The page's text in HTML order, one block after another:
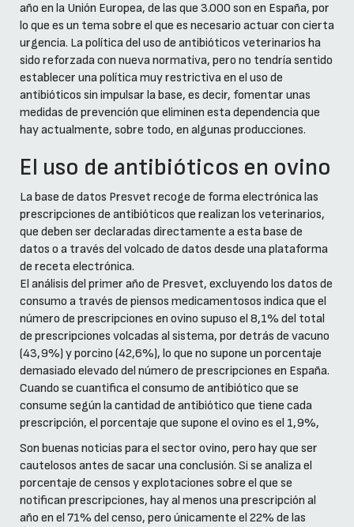
año en la Unión Europea, de las que 3.000 son en España, por
lo que es un tema sobre el que es necesario actuar con cierta
urgencia. La política del uso de antibióticos veterinarios ha
sido reforzada con nueva normativa, pero no tendría sentido
establecer una política muy restrictiva en el uso de
antibióticos sin impulsar la base, es decir, fomentar unas
medidas de prevención que eliminen esta dependencia que
hay actualmente, sobre todo, en algunas producciones.
El uso de antibióticos en ovino
La base de datos Presvet recoge de forma electrónica las
prescripciones de antibióticos que realizan los veterinarios,
que deben ser declaradas directamente a esta base de
datos o a través del volcado de datos desde una plataforma
de receta electrónica.
El análisis del primer año de Presvet, excluyendo los datos de
consumo a través de piensos medicamentosos indica que el
número de prescripciones en ovino supuso el 8,1% del total
de prescripciones volcadas al sistema, por detrás de vacuno
(43,9%) y porcino (42,6%), lo que no supone un porcentaje
demasiado elevado del número de prescripciones en España.
Cuando se cuantifica el consumo de antibiótico que se
consume según la cantidad de antibiótico que tiene cada
prescripción, el porcentaje que supone el ovino es el 1,9%,
Son buenas noticias para el sector ovino, pero hay que ser
cautelosos antes de sacar una conclusión. Si se analiza el
porcentaje de censos y explotaciones sobre el que se
notifican prescripciones, hay al menos una prescripción al
año en el 71% del censo, pero únicamente el 22% de las